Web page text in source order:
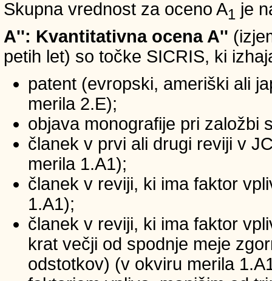
Skupna vrednost za oceno A1 je
A'': Kvantitativna ocena A''
petih let) so točke SICRIS, ki
patent (evropski, ameriški ali
merila 2.E);
objava monografije pri založbi
članek v prvi ali drugi reviji v
merila 1.A1);
članek v reviji, ki ima faktor
1.A1);
članek v reviji, ki ima faktor
krat večji od spodnje meje
odstotkov) (v okviru merila